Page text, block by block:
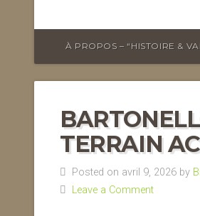
À PROPOS – “HISTOIRE &
TERRAIN
Posted on avril 9, 2026 by
Leave a Comment